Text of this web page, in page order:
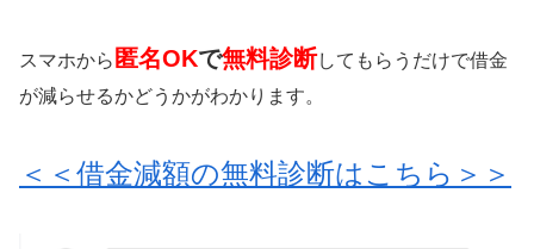
スマホから 匿名OKで無料診断してもらうだけで借金
が減らせるかどうかがわかります。
＜＜借金減額の無料診断はこちら＞＞